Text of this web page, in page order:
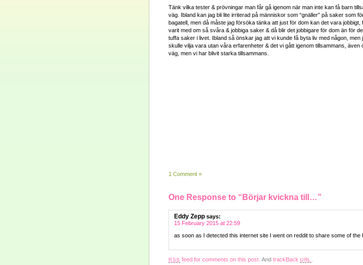
Tänk vilka tester & prövningar man får gå igenom när man inte kan få barn
väg. Ibland kan jag bli lite irriterad på människor som “gnäller” på saker som
bagatell, men då måste jag försöka tänka att just för dom kan det vara
varit med om så svåra & jobbiga saker & då blir det jobbigare för dom än för
tuffa saker i livet. Ibland så önskar jag att vi kunde få byta liv med någon, men
skulle vilja vara utan våra erfarenheter & det vi gått igenom tillsammans, även
väg, men vi har blivit starka tillsammans.
1 Comment »
One Response to “Börjar kvickna till…”
Eddy Zepp says:
15 February 2015 at 22:59
as soon as I detected this internet site I went on reddit to share some of the
RSS feed for comments on this post. AndtrackBackURL